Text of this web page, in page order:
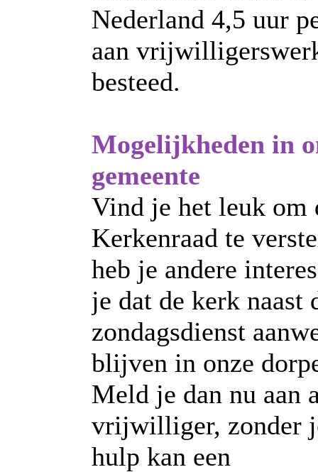
Nederland 4,5 uur
aan
besteed.
Mogelijkheden in
gemeente
Vind je het leuk om
Kerkenraad te
heb je andere
je dat de kerk naast
zondagsdienst
blijven in onze
Meld je dan nu aan
vrijwilliger, zonder
hulp kan een